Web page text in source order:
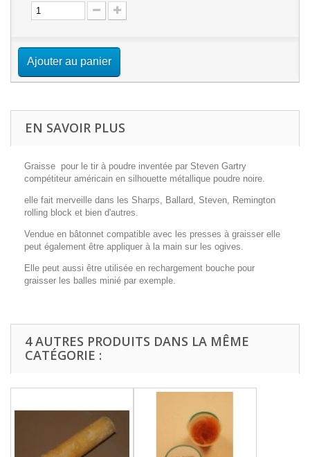
Ajouter au panier
EN SAVOIR PLUS
Graisse pour le tir à poudre inventée par Steven Gartry
compétiteur américain en silhouette métallique poudre noire.
elle fait merveille dans les Sharps, Ballard, Steven, Remington
rolling block et bien d'autres.
Vendue en bâtonnet compatible avec les presses à graisser elle
peut également être appliquer à la main sur les ogives.
Elle peut aussi être utilisée en rechargement bouche pour
graisser les balles minié par exemple.
4 AUTRES PRODUITS DANS LA MÊME
CATÉGORIE :